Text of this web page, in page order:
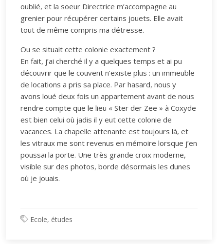
oublié, et la soeur Directrice m’accompagne au
grenier pour récupérer certains jouets. Elle avait
tout de même compris ma détresse.
Ou se situait cette colonie exactement ?
En fait, j’ai cherché il y a quelques temps et ai pu
découvrir que le couvent n’existe plus : un immeuble
de locations a pris sa place. Par hasard, nous y
avons loué deux fois un appartement avant de nous
rendre compte que le lieu « Ster der Zee » à Coxyde
est bien celui où jadis il y eut cette colonie de
vacances. La chapelle attenante est toujours là, et
les vitraux me sont revenus en mémoire lorsque j’en
poussai la porte. Une très grande croix moderne,
visible sur des photos, borde désormais les dunes
où je jouais.
Ecole, études